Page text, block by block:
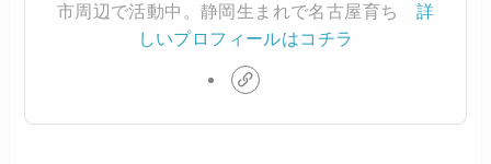
市周辺で活動中。静岡生まれで名古屋育ち 詳
しいプロフィールはコチラ